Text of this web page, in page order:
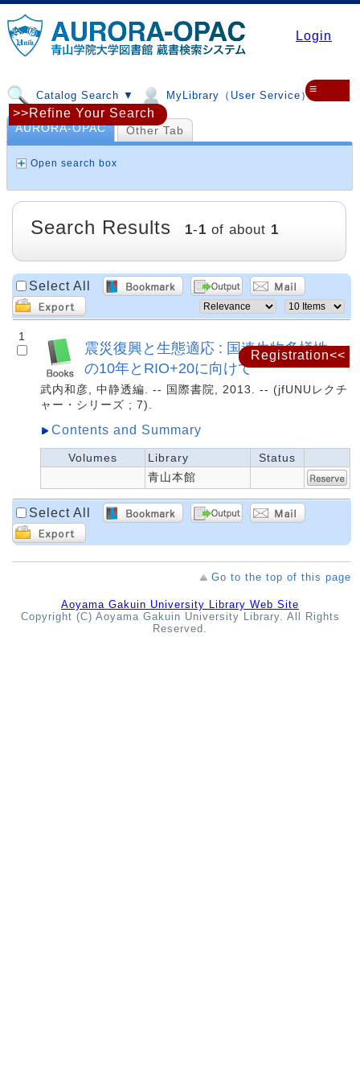
Login
Catalog Search ▼ MyLibrary（User Service）▼
≡
Registration<<
AURORA-OPAC Other Tab
Open search box
>>Refine Your Search
Search Results 1-1 of about 1
Select All
1
震災復興と生態適応 : 国連生物多様性
の10年とRIO+20に向けて
武内和彦, 中静透編. -- 国際書院, 2013. -- (jfUNUレクチ
ャー・シリーズ ; 7).
Contents and Summary
Volumes Library
Status
青山本館
Select All
Go to the top of this page
Aoyama Gakuin University Library Web Site
Copyright (C) Aoyama Gakuin University Library. All Rights
Reserved.